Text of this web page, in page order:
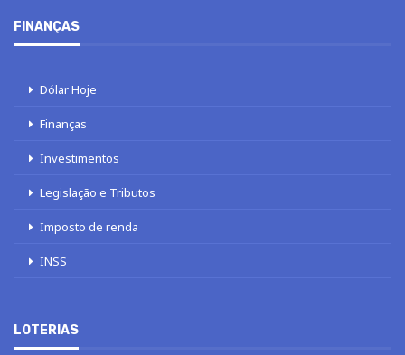
FINANÇAS
Dólar Hoje
Finanças
Investimentos
Legislação e Tributos
Imposto de renda
INSS
LOTERIAS